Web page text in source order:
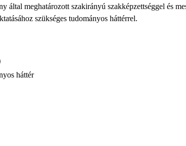
meghatározott szakirányú szakképzettséggel és
szükséges tudományos háttérrel.
háttér